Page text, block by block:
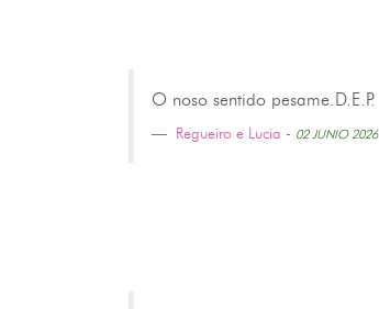
O noso sentido pesame.D.E.P.
Regueiro e Lucia - 02 JUNIO 2026